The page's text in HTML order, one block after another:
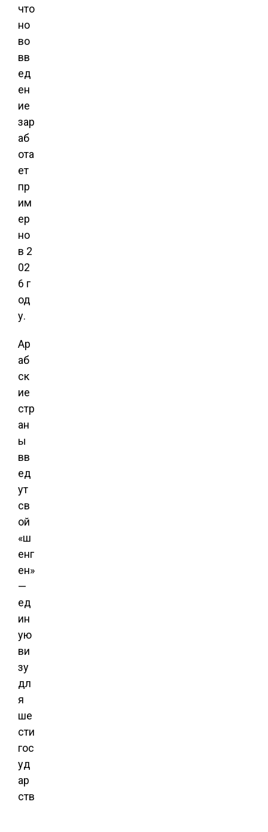
что
но
во
вв
ед
ен
ие
зар
аб
ота
ет
пр
им
ер
но
в 2
02
6 г
од
у.
Ар
аб
ск
ие
стр
ан
ы
вв
ед
ут
св
ой
«ш
енг
ен»
—
ед
ин
ую
ви
зу
дл
я
ше
сти
гос
уд
ар
ств